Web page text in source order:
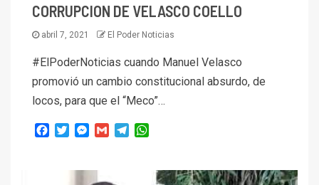
CORRUPCION DE VELASCO COELLO
abril 7, 2021 El Poder Noticias
#ElPoderNoticias cuando Manuel Velasco
promovió un cambio constitucional absurdo, de
locos, para que el “Meco”…
Facebook
TwitterMessenger
Gmail Telegram